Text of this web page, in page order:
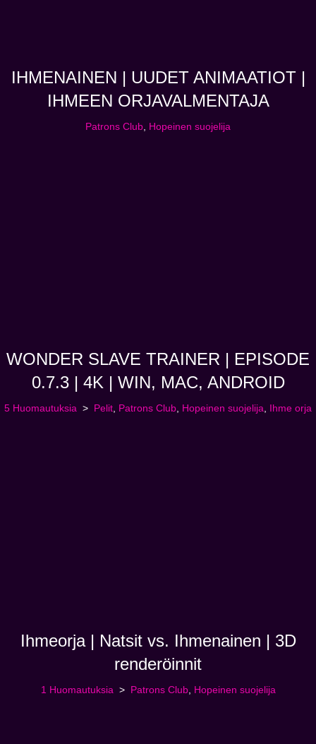
IHMENAINEN | UUDET ANIMAATIOT |
IHMEEN ORJAVALMENTAJA
Patrons Club Hopeinen suojelija
WONDER SLAVE TRAINER | EPISODE
0.7.3 | 4K | WIN, MAC, ANDROID
5 Huomautuksia Pelit Patrons Club Hopeinen suojelija Ihme orja
Ihmeorja | Natsit vs. Ihmenainen | 3D
renderöinnit
1 Huomautuksia Patrons Club, Hopeinen suojelija